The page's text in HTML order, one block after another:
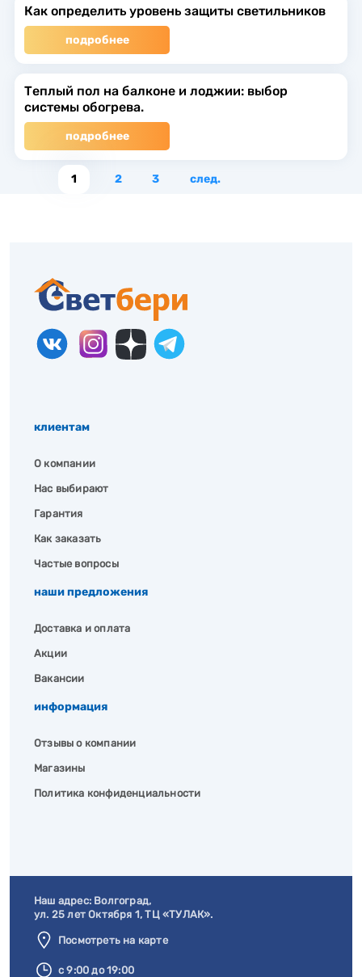
Как определить уровень защиты светильников
подробнее
Теплый пол на балконе и лоджии: выбор
системы обогрева.
подробнее
1 2 3 след.
клиентам
О компании
Нас выбирают
Гарантия
Как заказать
Частые вопросы
наши предложения
Доставка и оплата
Акции
Вакансии
информация
Отзывы о компании
Магазины
Политика конфиденциальности
Наш адрес: Волгоград,
ул. 25 лет Октября 1, ТЦ «ТУЛАК».
Посмотреть на карте
с 9:00 до 19:00